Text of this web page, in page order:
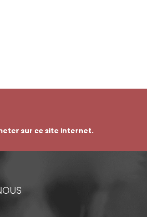
sur ce site Internet.